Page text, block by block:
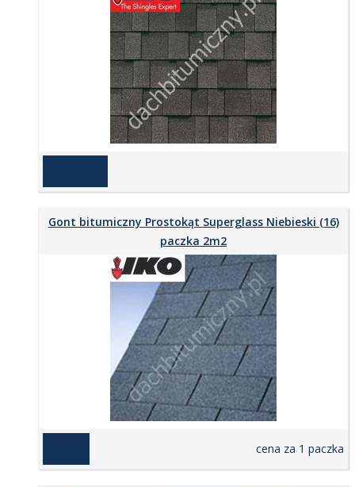
Gont bitumiczny Prostokąt Superglass Niebieski (16)
paczka 2m2
cena za 1 paczka